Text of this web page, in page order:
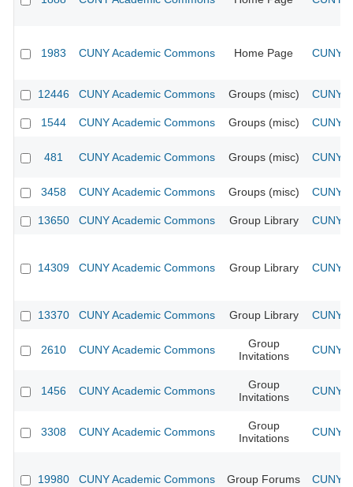
1983 CUNY Academic Commons Home Page CUNY
12446 CUNY Academic Commons Groups (misc) CUNY
1544 CUNY Academic Commons Groups (misc) CUNY
481 CUNY Academic Commons Groups (misc) CUNY
3458 CUNY Academic Commons Groups (misc) CUNY
13650 CUNY Academic Commons Group Library CUNY
14309 CUNY Academic Commons Group Library CUNY
13370 CUNY Academic Commons Group Library CUNY
2610 CUNY Academic Commons
Group
Invitations
CUNY
1456 CUNY Academic Commons
Group
Invitations
CUNY
3308 CUNY Academic Commons
Group
Invitations
CUNY
19980 CUNY Academic Commons Group Forums CUNY